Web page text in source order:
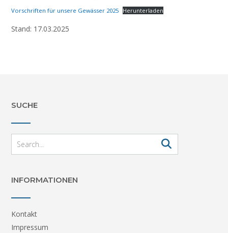
Vorschriften für unsere Gewässer 2025 Herunterladen
Stand: 17.03.2025
SUCHE
INFORMATIONEN
Kontakt
Impressum